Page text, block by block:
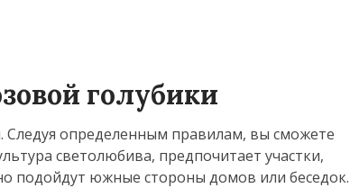
голубики
Следуя определенным правилам, вы сможете
светолюбива, предпочитает участки,
подойдут южные стороны домов или беседок.